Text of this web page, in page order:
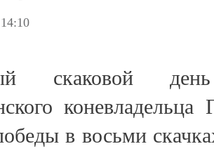
скаковой
в восьми